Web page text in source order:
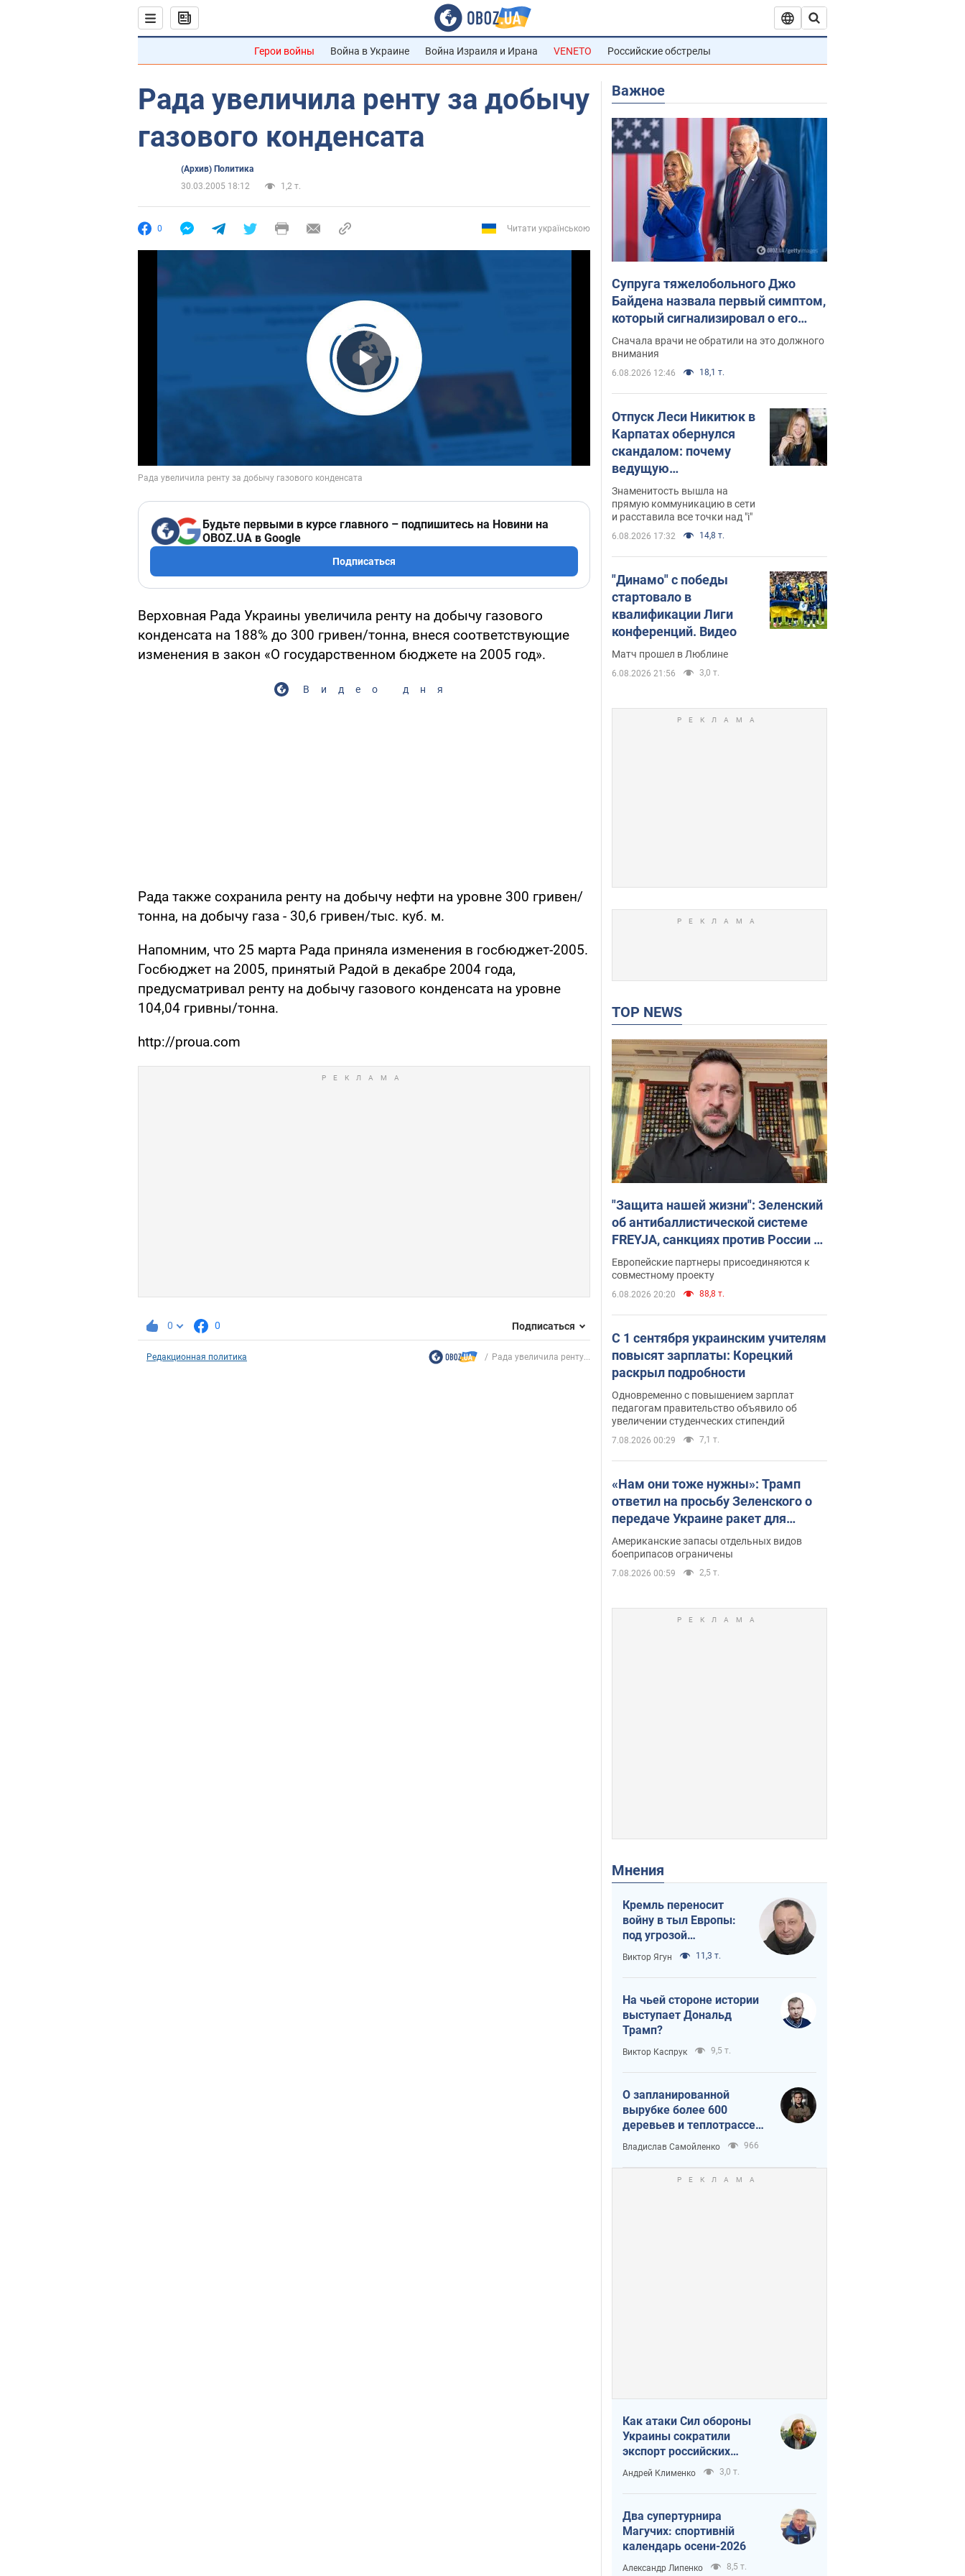
Герои войны Война в Украине Война Израиля и Ирана VENETO Российские обстрелы
Рада увеличила ренту за добычу
газового конденсата
(Архив) Политика
30.03.2005 18:12
1,2 т.
0 Читати українською
Play Video
Будьте первыми в курсе главного – подпишитесь на Новини на
OBOZ.UA в Google
Подписаться
Верховная Рада Украины увеличила ренту на добычу газового
конденсата на 188% до 300 гривен/тонна, внеся соответствующие
изменения в закон «О государственном бюджете на 2005 год».
Видео дня
Рада также сохранила ренту на добычу нефти на уровне 300 гривен/
тонна, на добычу газа - 30,6 гривен/тыс. куб. м.
Напомним, что 25 марта Рада приняла изменения в госбюджет-2005.
Госбюджет на 2005, принятый Радой в декабре 2004 года,
предусматривал ренту на добычу газового конденсата на уровне
104,04 гривны/тонна.
http://proua.com
0 0 Подписаться
Редакционная политика Рада увеличила ренту...
Важное
Супруга тяжелобольного Джо
Байдена назвала первый симптом,
который сигнализировал о его
"агрессивном" раке
Сначала врачи не обратили на это должного
внимания
6.08.2026 12:46 18,1 т.
Отпуск Леси Никитюк в
Карпатах обернулся
скандалом: почему
ведущую
несправедливо
захейтили
Знаменитость вышла на
прямую коммуникацию в сети
и расставила все точки над "i"
6.08.2026 17:32 14,8 т.
"Динамо" с победы
стартовало в
квалификации Лиги
конференций. Видео
Матч прошел в Люблине
6.08.2026 21:56 3,0 т.
TOP NEWS
"Защита нашей жизни": Зеленский
об антибаллистической системе
FREYJA, санкциях против России и
поддержке аграриев. Видео
Европейские партнеры присоединяются к
совместному проекту
6.08.2026 20:20 88,8 т.
С 1 сентября украинским учителям
повысят зарплаты: Корецкий
раскрыл подробности
Одновременно с повышением зарплат
педагогам правительство объявило об
увеличении студенческих стипендий
7.08.2026 00:29 7,1 т.
«Нам они тоже нужны»: Трамп
ответил на просьбу Зеленского о
передаче Украине ракет для
Patriot
Американские запасы отдельных видов
боеприпасов ограничены
7.08.2026 00:59 2,5 т.
Мнения
Кремль переносит
войну в тыл Европы:
под угрозой
критическая
логистика
Виктор Ягун 11,3 т.
На чьей стороне истории
выступает Дональд
Трамп?
Виктор Каспрук 9,5 т.
О запланированной
вырубке более 600
деревьев и теплотрассе:
что происходит на
Теремках в Киеве
Владислав Самойленко 966
Как атаки Сил обороны
Украины сократили
экспорт российских
нефтепродуктов
Андрей Клименко 3,0 т.
Два супертурнира
Магучих: спортивній
календарь осени-2026
Александр Липенко 8,5 т.